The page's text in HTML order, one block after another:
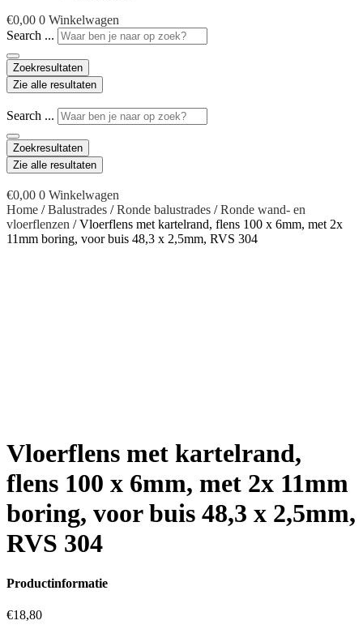
€0,00 0 Winkelwagen
Search ...
Zoekresultaten
Zie alle resultaten
Search ...
Zoekresultaten
Zie alle resultaten
€0,00 0 Winkelwagen
Home /Balustrades /Ronde balustrades /Ronde wand- en
vloerflenzen / Vloerflens met kartelrand, flens 100 x 6mm, met 2x
11mm boring, voor buis 48,3 x 2,5mm, RVS 304
Vloerflens met kartelrand,
flens 100 x 6mm, met 2x 11mm
boring, voor buis 48,3 x 2,5mm,
RVS 304
Productinformatie
€18,80